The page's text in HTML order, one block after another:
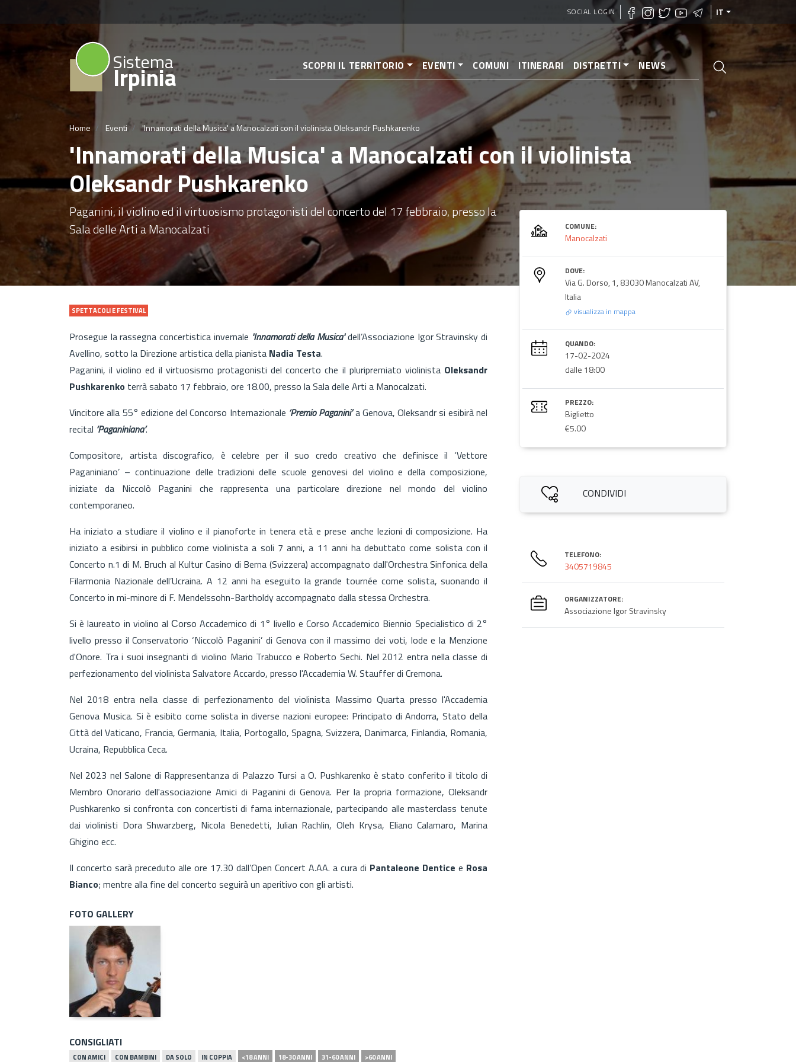
al
principale
SOCIAL LOGIN IT
Sistema
Irpinia SCOPRI IL TERRITORIO EVENTI COMUNI ITINERARI DISTRETTI NEWS
Home Eventi 'Innamorati della Musica' a Manocalzati con il violinista Oleksandr Pushkarenko
'Innamorati della Musica' a Manocalzati con il violinista
Oleksandr Pushkarenko
Paganini, il violino ed il virtuosismo protagonisti del concerto del 17 febbraio, presso la
Sala delle Arti a Manocalzati
SPETTACOLI E FESTIVAL
Prosegue la rassegna concertistica invernale 'Innamorati della Musica'dell’Associazione Igor Stravinsky di
Avellino, sotto la Direzione artistica della pianista Nadia Testa.
Paganini, il violino ed il virtuosismo protagonisti del concerto che il pluripremiato violinista Oleksandr
Pushkarenko terrà sabato 17 febbraio, ore 18.00, presso la Sala delle Arti a Manocalzati.
Vincitore alla 55° edizione del Concorso Internazionale ‘Premio Paganini’a Genova, Oleksandr si esibirà nel
recital ‘Paganiniana’.
Compositore, artista discografico, è celebre per il suo credo creativo che definisce il ‘Vettore
Paganiniano’ – continuazione delle tradizioni delle scuole genovesi del violino e della composizione,
iniziate da Niccolò Paganini che rappresenta una particolare direzione nel mondo del violino
contemporaneo.
Ha iniziato a studiare il violino e il pianoforte in tenera età e prese anche lezioni di composizione. Ha
iniziato a esibirsi in pubblico come violinista a soli 7 anni, a 11 anni ha debuttato come solista con il
Concerto n.1 di M. Bruch al Kultur Casino di Berna (Svizzera) accompagnato dall'Orchestra Sinfonica della
Filarmonia Nazionale dell’Ucraina. A 12 anni ha eseguito la grande tournée come solista, suonando il
Concerto in mi-minore di F. Mendelssohn-Bartholdy accompagnato dalla stessa Orchestra.
Si è laureato in violino al Сorso Accademico di 1° livello e Corso Accademico Biennio Specialistico di 2°
livello presso il Conservatorio ‘Niccolò Paganini’ di Genova con il massimo dei voti, lode e la Menzione
d'Onore. Tra i suoi insegnanti di violino Mario Trabucco e Roberto Sechi. Nel 2012 entra nella classe di
perfezionamento del violinista Salvatore Accardo, presso l'Accademia W. Stauffer di Cremona.
Nel 2018 entra nella classe di perfezionamento del violinista Massimo Quarta presso l'Accademia
Genova Musica. Si è esibito come solista in diverse nazioni europee: Principato di Andorra, Stato della
Città del Vaticano, Francia, Germania, Italia, Portogallo, Spagna, Svizzera, Danimarca, Finlandia, Romania,
Ucraina, Repubblica Ceca.
Nel 2023 nel Salone di Rappresentanza di Palazzo Tursi a O. Pushkarenko è stato conferito il titolo di
Membro Onorario dell'associazione Amici di Paganini di Genova. Per la propria formazione, Oleksandr
Pushkarenko si confronta con concertisti di fama internazionale, partecipando alle masterclass tenute
dai violinisti Dora Shwarzberg, Nicola Benedetti, Julian Rachlin, Oleh Krysa, Eliano Calamaro, Marina
Ghigino ecc.
Il concerto sarà preceduto alle ore 17.30 dall’Open Concert A.AA. a cura di Pantaleone Dentice e Rosa
Bianco; mentre alla fine del concerto seguirà un aperitivo con gli artisti.
FOTO GALLERY
CONSIGLIATI
CON AMICI CON BAMBINI DA SOLO IN COPPIA <18 ANNI 18-30 ANNI 31-60 ANNI >60 ANNI
COMUNE:
Manocalzati
DOVE:
Via G. Dorso, 1, 83030 Manocalzati AV,
Italia
visualizza in mappa
QUANDO:
17-02-2024
dalle 18:00
PREZZO:
Biglietto
€5.00
CONDIVIDI
TELEFONO:
3405719845
ORGANIZZATORE:
Associazione Igor Stravinsky